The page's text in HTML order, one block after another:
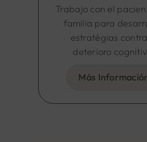
Trabajo con el
familia para
estratégias
deterioro
Más